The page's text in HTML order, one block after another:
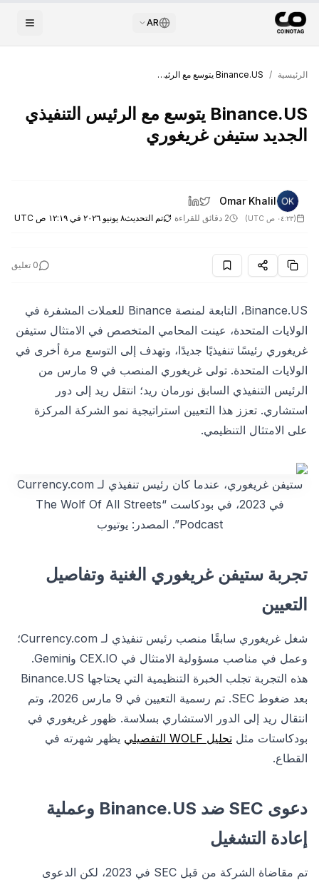
AR
الرئيسية / Binance.US يتوسع مع الرئيس التنفيذي الجديد ستيفن غريغوري
Binance.US يتوسع مع الرئيس التنفيذي
الجديد ستيفن غريغوري
Omar Khalil
(٠٤:٢٣ ص UTC ) 2 دقائق للقراءة تم التحديث٨ يونيو ٢٠٢٦ في ١٢:١٩ ص UTC
0 تعليق
Binance.US، التابعة لمنصة Binance للعملات المشفرة في
الولايات المتحدة، عينت المحامي المتخصص في الامتثال ستيفن
غريغوري رئيسًا تنفيذيًا جديدًا، وتهدف إلى التوسع مرة أخرى في
الولايات المتحدة. تولى غريغوري المنصب في 9 مارس من
الرئيس التنفيذي السابق نورمان ريد؛ انتقل ريد إلى دور
استشاري. تعزز هذا التعيين استراتيجية نمو الشركة المركزة
على الامتثال التنظيمي.
ستيفن غريغوري، عندما كان رئيس تنفيذي لـ Currency.com
في 2023، في بودكاست “The Wolf Of All Streets
Podcast”. المصدر: يوتيوب
تجربة ستيفن غريغوري الغنية وتفاصيل
التعيين
شغل غريغوري سابقًا منصب رئيس تنفيذي لـ Currency.com؛
وعمل في مناصب مسؤولية الامتثال في CEX.IO وGemini.
هذه التجربة تجلب الخبرة التنظيمية التي يحتاجها Binance.US
بعد ضغوط SEC. تم رسمية التعيين في 9 مارس 2026، وتم
انتقال ريد إلى الدور الاستشاري بسلاسة. ظهور غريغوري في
بودكاستات مثل تحليل WOLF التفصيلي
يظهر شهرته في
القطاع.
دعوى SEC ضد Binance.US وعملية
إعادة التشغيل
تم مقاضاة الشركة من قبل SEC في 2023، لكن الدعوى